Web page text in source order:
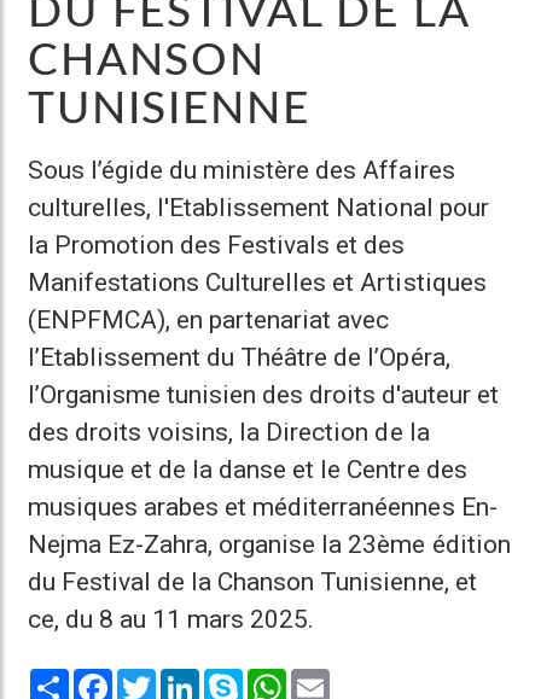
DU FESTIVAL DE LA
CHANSON
TUNISIENNE
Sous l’égide du ministère des Affaires
culturelles, l'Etablissement National pour
la Promotion des Festivals et des
Manifestations Culturelles et Artistiques
(ENPFMCA), en partenariat avec
l’Etablissement du Théâtre de l’Opéra,
l’Organisme tunisien des droits d'auteur et
des droits voisins, la Direction de la
musique et de la danse et le Centre des
musiques arabes et méditerranéennes En-
Nejma Ez-Zahra, organise la 23ème édition
du Festival de la Chanson Tunisienne, et
ce, du 8 au 11 mars 2025.
Share Facebook
TwitterLinkedInSkype WhatsApp